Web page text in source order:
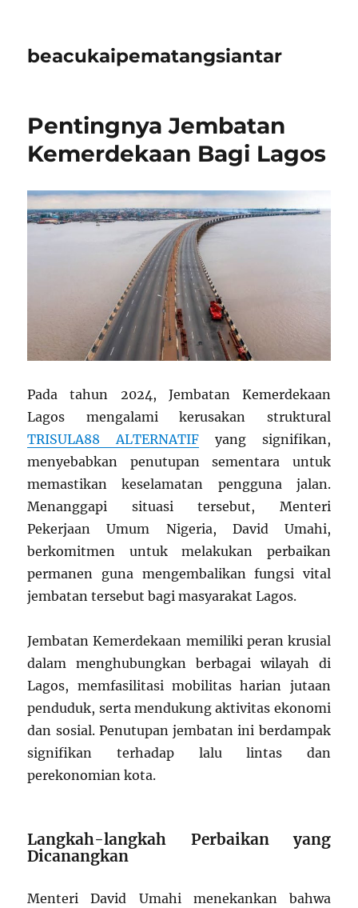
beacukaipematangsiantar
Pentingnya Jembatan
Kemerdekaan Bagi Lagos
Pada tahun 2024, Jembatan Kemerdekaan
Lagos mengalami kerusakan struktural
TRISULA88 ALTERNATIF yang signifikan,
menyebabkan penutupan sementara untuk
memastikan keselamatan pengguna jalan.
Menanggapi situasi tersebut, Menteri
Pekerjaan Umum Nigeria, David Umahi,
berkomitmen untuk melakukan perbaikan
permanen guna mengembalikan fungsi vital
jembatan tersebut bagi masyarakat Lagos.
Jembatan Kemerdekaan memiliki peran krusial
dalam menghubungkan berbagai wilayah di
Lagos, memfasilitasi mobilitas harian jutaan
penduduk, serta mendukung aktivitas ekonomi
dan sosial. Penutupan jembatan ini berdampak
signifikan terhadap lalu lintas dan
perekonomian kota.
Langkah-langkah Perbaikan yang
Dicanangkan
Menteri David Umahi menekankan bahwa